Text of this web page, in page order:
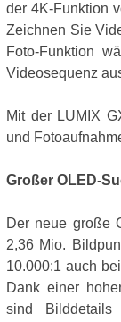
der 4K-Funktion
Zeichnen Sie
Foto-Funktion
Videosequenz
Mit der LUMIX
und
Großer OLED-
Der neue große
2,36 Mio.
10.000:1 auch
Dank einer
sind